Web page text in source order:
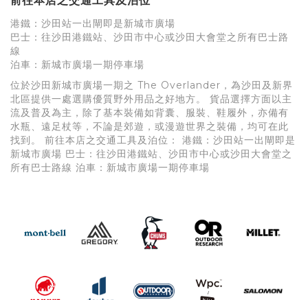
港鐵：沙田站一出閘即是新城市廣場
巴士：往沙田港鐵站、沙田市中心或沙田大會堂之所有巴士路
線
泊車：新城市廣場一期停車場
位於沙田新城市廣場一期之 The Overlander，為沙田及新界
北區提供一處選購優質野外用品之好地方。 貨品選擇方面以主
流及普及為主，除了基本裝備如背囊、服裝、鞋履外，亦備有
水瓶、遠足杖等，不論是郊遊，或漫遊世界之裝備，均可在此
找到。 前往本店之交通工具及泊位： 港鐵：沙田站一出閘即是
新城市廣場 巴士：往沙田港鐵站、沙田市中心或沙田大會堂之
所有巴士路線 泊車：新城市廣場一期停車場